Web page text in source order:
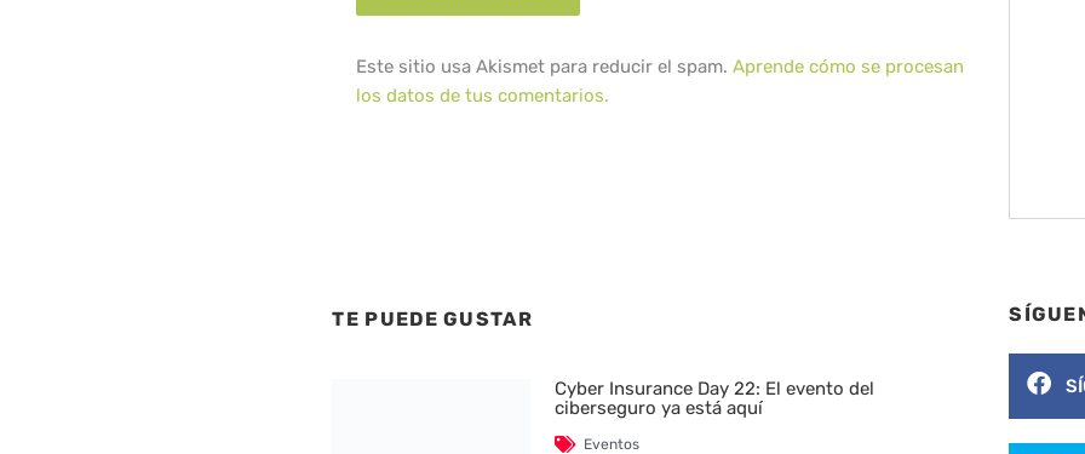
Este sitio usa Akismet para reducir el spam.Aprende cómo se procesan
los datos de tus comentarios.
TE PUEDE GUSTAR
Cyber Insurance Day 22: El evento del
ciberseguro ya está aquí
Eventos